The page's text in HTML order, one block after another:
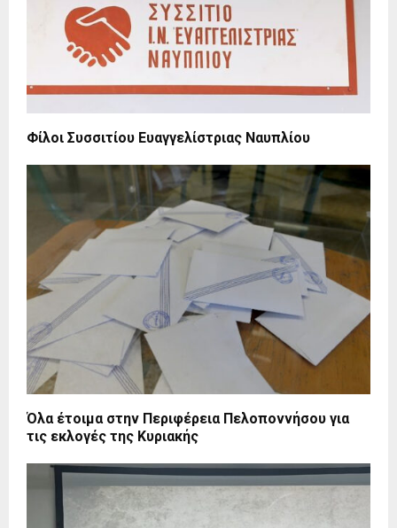
Φίλοι Συσσιτίου Ευαγγελίστριας Ναυπλίου
Όλα έτοιμα στην Περιφέρεια Πελοποννήσου για
τις εκλογές της Κυριακής